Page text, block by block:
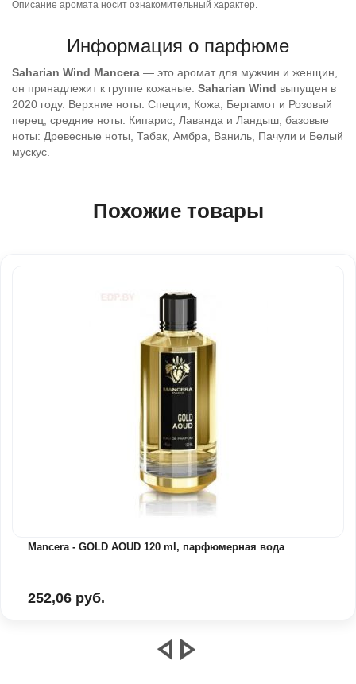
Описание аромата носит ознакомительный характер.
Информация о парфюме
Saharian Wind Mancera — это аромат для мужчин и женщин,
он принадлежит к группе кожаные. Saharian Wind выпущен в
2020 году. Верхние ноты: Специи, Кожа, Бергамот и Розовый
перец; средние ноты: Кипарис, Лаванда и Ландыш; базовые
ноты: Древесные ноты, Табак, Амбра, Ваниль, Пачули и Белый
мускус.
Похожие товары
Mancera - GOLD AOUD 120 ml, парфюмерная вода
252,06 руб.